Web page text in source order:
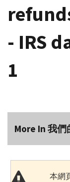
- IRS
1
More In 我們
本網